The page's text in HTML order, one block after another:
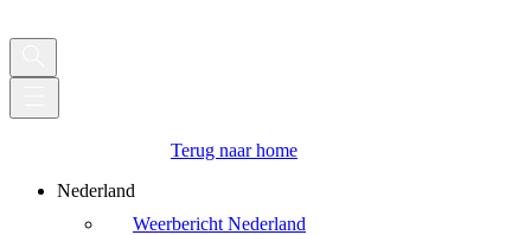
Terug naar home
Nederland
Weerbericht Nederland